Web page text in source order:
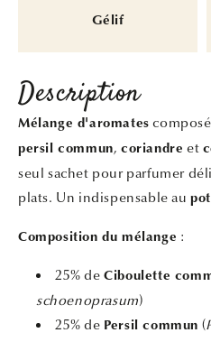
Gélif
Description
Mélange d'aromates
persil commun,coriandre et
seul sachet pour parfumer
plats. Un indispensable au
Composition du mélange :
25% deCiboulette
schoenoprasum)
25% de Persil commun (